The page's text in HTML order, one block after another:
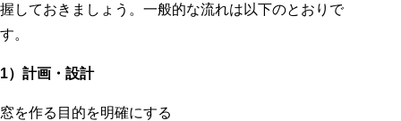
握しておきましょう。一般的な流れは以下のとおりで
す。
1）計画・設計
窓を作る目的を明確にする